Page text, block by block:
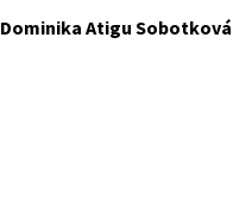
Dominika Atigu Sobotková